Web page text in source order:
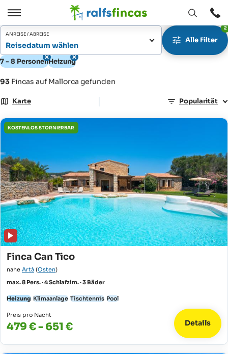
Öffnen
/
Schließen
Fenster
Öffnen
ANREISE / ABREISE
Reisedatum wählen
Alle Filter
2
7 - 8 PersonenHeizung
93 Fincas auf Mallorca gefunden
Karte | Popularität
KOSTENLOS STORNIERBAR
Finca Can Tico
nahe Artà (Osten)
max. 8 Pers. · 4 Schlafzim. · 3 Bäder
Heizung Klimaanlage Tischtennis Pool
Preis pro Nacht
479 € - 651 € Details